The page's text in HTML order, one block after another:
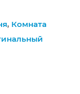
, Комната